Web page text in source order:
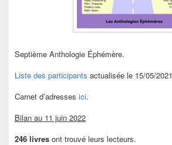
Septième Anthologie Éphémère.
Liste des participants actualisée le 15/05/2021
Carnet d’adresses ici.
Bilan au 11 juin 2022
246 livres ont trouvé leurs lecteurs.